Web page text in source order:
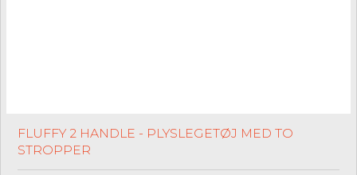
FLUFFY 2 HANDLE - PLYSLEGETØJ MED TO
STROPPER